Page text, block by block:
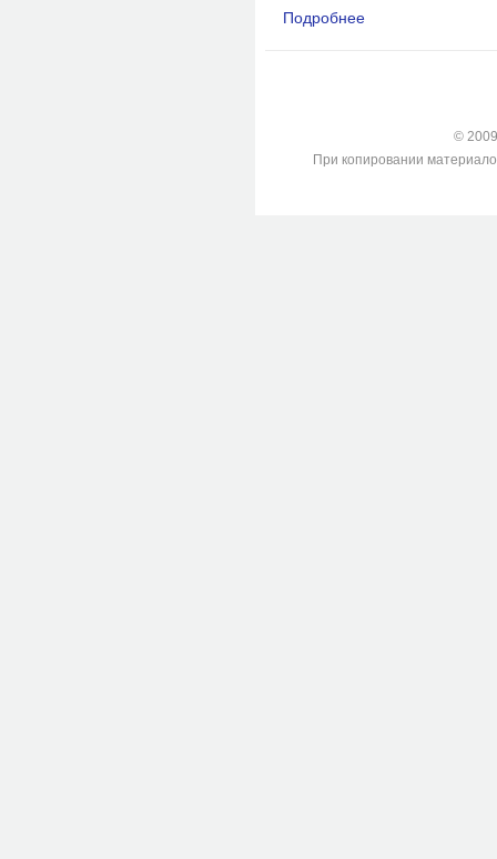
Подробнее
©
При копировании